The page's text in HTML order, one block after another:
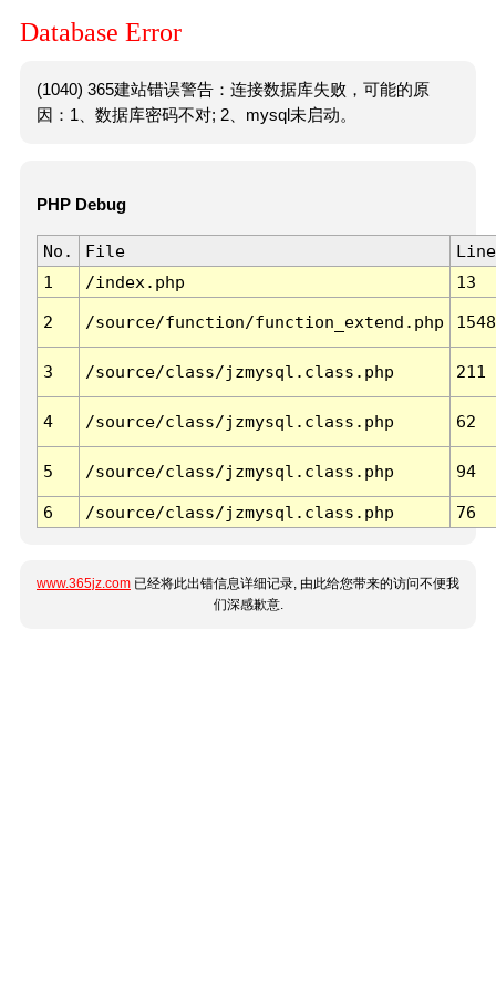
Database Error
(1040) 365建站错误警告：连接数据库失败，可能的原
因：1、数据库密码不对; 2、mysql未启动。
PHP Debug
No. File
Line
1
/index.php 13
2 /source/function/function_extend.php 1548
3 /source/class/jzmysql.class.php 211
4 /source/class/jzmysql.class.php 62
5 /source/class/jzmysql.class.php 94
6 /source/class/jzmysql.class.php 76
www.365jz.com 已经将此出错信息详细记录, 由此给您带来的访问不便我
们深感歉意.